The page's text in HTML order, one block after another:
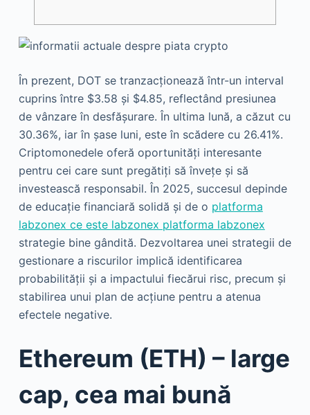
În prezent, DOT se tranzacționează într-un interval
cuprins între $3.58 și $4.85, reflectând presiunea
de vânzare în desfășurare. În ultima lună, a căzut cu
30.36%, iar în șase luni, este în scădere cu 26.41%.
Criptomonedele oferă oportunități interesante
pentru cei care sunt pregătiți să învețe și să
investească responsabil. În 2025, succesul depinde
de educație financiară solidă și de o platforma
labzonex ce este labzonex platforma labzonex
strategie bine gândită. Dezvoltarea unei strategii de
gestionare a riscurilor implică identificarea
probabilității și a impactului fiecărui risc, precum și
stabilirea unui plan de acțiune pentru a atenua
efectele negative.
Ethereum (ETH) – large
cap, cea mai bună